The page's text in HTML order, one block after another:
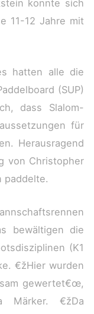
konnte sich
11-12 Jahre mit
hatten alle die
(SUP)
dass Slalom-
für
Herausragend
von Christopher
paddelte.
bewältigen die
(K1
€žHier wurden
gewertet€œ,
Märker. €žDa